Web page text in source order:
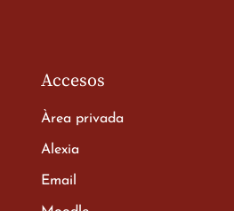
Accesos
Àrea privada
Alexia
Email